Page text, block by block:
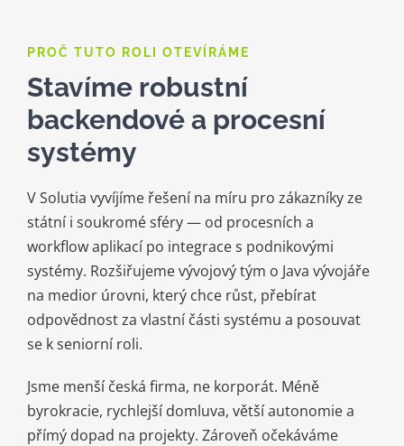
PROČ TUTO ROLI OTEVÍRÁME
Stavíme robustní
backendové a procesní
systémy
V Solutia vyvíjíme řešení na míru pro zákazníky ze
státní i soukromé sféry — od procesních a
workflow aplikací po integrace s podnikovými
systémy. Rozšiřujeme vývojový tým o Java vývojáře
na medior úrovni, který chce růst, přebírat
odpovědnost za vlastní části systému a posouvat
se k seniorní roli.
Jsme menší česká firma, ne korporát. Méně
byrokracie, rychlejší domluva, větší autonomie a
přímý dopad na projekty. Zároveň očekáváme